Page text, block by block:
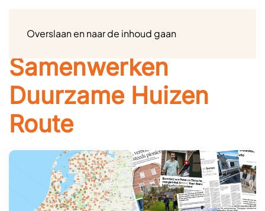
Overslaan en naar de inhoud gaan
Samenwerken
Duurzame Huizen
Route